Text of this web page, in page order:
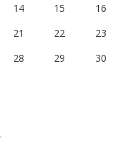
14 15
16
21 22
23
28 29
30